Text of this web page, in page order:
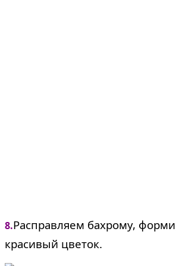
8.Расправляем бахрому,
красивый цветок.